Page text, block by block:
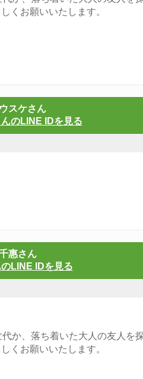
くお願いいたします。
スケさん
のLINE IDを見る
惠さん
LINE IDを見る
か、落ち着いた大人の友人を
くお願いいたします。